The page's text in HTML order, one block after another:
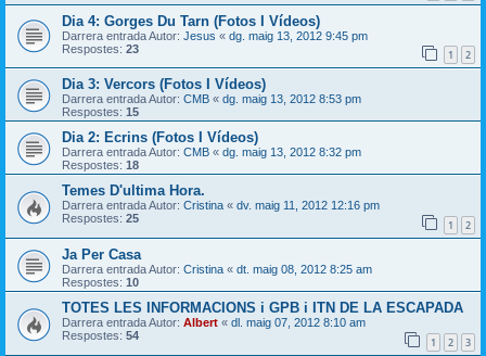
Dia 4: Gorges Du Tarn (Fotos I Vídeos)
Darrera entrada Autor: Jesus « dg. maig 13, 2012 9:45 pm
Respostes: 23 1 2
Dia 3: Vercors (Fotos I Vídeos)
Darrera entrada Autor: CMB « dg. maig 13, 2012 8:53 pm
Respostes: 15
Dia 2: Ecrins (Fotos I Vídeos)
Darrera entrada Autor: CMB « dg. maig 13, 2012 8:32 pm
Respostes: 18
Temes D'ultima Hora.
Darrera entrada Autor: Cristina « dv. maig 11, 2012 12:16 pm
Respostes: 25 1 2
Ja Per Casa
Darrera entrada Autor: Cristina « dt. maig 08, 2012 8:25 am
Respostes: 10
TOTES LES INFORMACIONS i GPB i ITN DE LA ESCAPADA
Darrera entrada Autor: Albert « dl. maig 07, 2012 8:10 am
Respostes: 54 1 2 3